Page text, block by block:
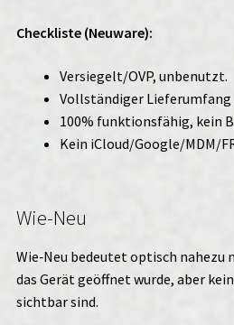
Checkliste (Neuware):
Versiegelt/OVP, unbenutzt.
Vollständiger
100% funktionsfähig, kein
Kein iCloud/Google/MDM/
Wie-Neu
Wie‑Neu bedeutet optisch nahezu
das Gerät geöffnet wurde, aber
sichtbar sind.